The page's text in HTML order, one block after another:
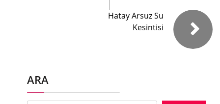
Hatay Arsuz Su
Kesintisi
ARA